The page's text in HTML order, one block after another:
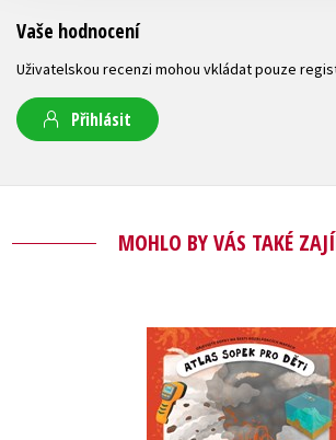
Vaše hodnocení
Uživatelskou recenzi mohou vkládat pouze
Přihlásit
MOHLO BY VÁS TAKÉ
Atlas sopek
Pavel Gabzdyl